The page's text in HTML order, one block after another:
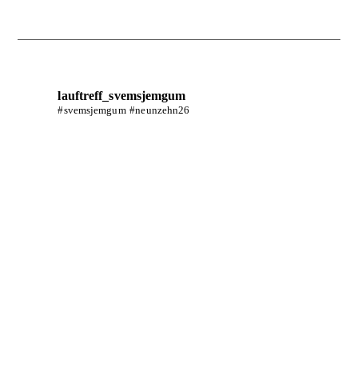
lauftreff_svemsjemgum
#svemsjemgum #neunzehn26